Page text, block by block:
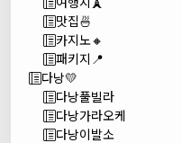
맛집🍜
카지노🔸
패키지📍
다낭💛
다낭풀빌라
다낭가라오케
다낭이발소